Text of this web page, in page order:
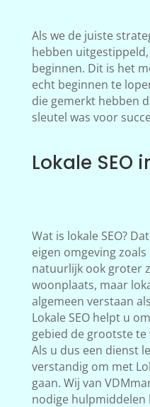
Als we de juiste
hebben
beginnen. Dit is het
echt beginnen te
die gemerkt hebben
sleutel was voor
Lokale SEO
Wat is lokale SEO?
eigen omgeving
natuurlijk ook groter
woonplaats, maar
algemeen verstaan
Lokale SEO helpt u
gebied de grootste
Als u dus een dienst
verstandig om met
gaan. Wij van
nodige hulpmiddelen